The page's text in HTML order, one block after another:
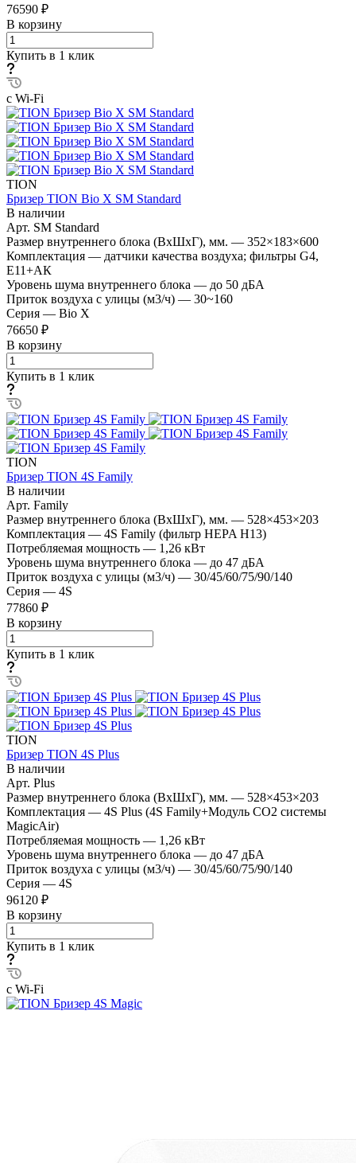
76590 ₽
В корзину
Купить в 1 клик
с Wi-Fi
TION
Бризер TION Bio X SM Standard
В наличии
Арт. SM Standard
Размер внутреннего блока (ВхШхГ), мм. — 352×183×600
Комплектация — датчики качества воздуха; фильтры G4,
E11+АК
Уровень шума внутреннего блока — до 50 дБА
Приток воздуха с улицы (м3/ч) — 30~160
Серия — Bio X
76650 ₽
В корзину
Купить в 1 клик
TION
Бризер TION 4S Family
В наличии
Арт. Family
Размер внутреннего блока (ВхШхГ), мм. — 528×453×203
Комплектация — 4S Family (фильтр HEPA H13)
Потребляемая мощность — 1,26 кВт
Уровень шума внутреннего блока — до 47 дБА
Приток воздуха с улицы (м3/ч) — 30/45/60/75/90/140
Серия — 4S
77860 ₽
В корзину
Купить в 1 клик
TION
Бризер TION 4S Plus
В наличии
Арт. Plus
Размер внутреннего блока (ВхШхГ), мм. — 528×453×203
Комплектация — 4S Plus (4S Family+Модуль CO2 системы
MagicAir)
Потребляемая мощность — 1,26 кВт
Уровень шума внутреннего блока — до 47 дБА
Приток воздуха с улицы (м3/ч) — 30/45/60/75/90/140
Серия — 4S
96120 ₽
В корзину
Купить в 1 клик
с Wi-Fi